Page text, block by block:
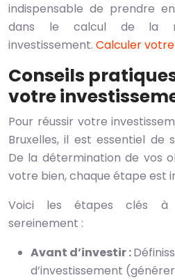
indispensable de prendre
dans le calcul de la
investissement. Calculer
Conseils
votre
Pour réussir votre
Bruxelles, il est essentiel de
De la détermination de vos
votre bien, chaque étape est
Voici les étapes clés à
sereinement :
Avant d’investir :
d’investissement